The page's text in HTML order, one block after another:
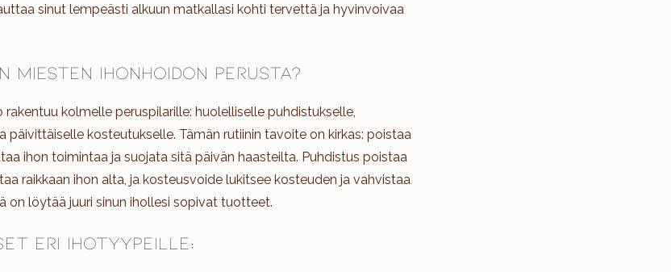
sinut lempeästi alkuun matkallasi kohti tervettä ja hyvinvoivaa
miesten ihonhoidon perusta?
kolmelle peruspilarille: huolelliselle puhdistukselle,
päivittäiselle kosteutukselle. Tämän rutiinin tavoite on kirkas: poistaa
ihon toimintaa ja suojata sitä päivän haasteilta. Puhdistus poistaa
raikkaan ihon alta, ja kosteusvoide lukitsee kosteuden ja vahvistaa
on löytää juuri sinun ihollesi sopivat tuotteet.
eri ihotyypeille: